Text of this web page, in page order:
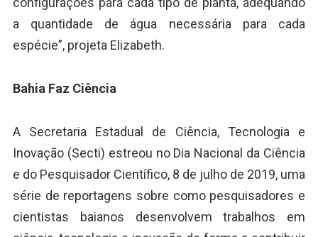
a quantidade de água necessária para cada
espécie”, projeta Elizabeth.
Bahia Faz Ciência
A Secretaria Estadual de Ciência, Tecnologia e
Inovação (Secti) estreou no Dia Nacional da Ciência
e do Pesquisador Científico, 8 de julho de 2019, uma
série de reportagens sobre como pesquisadores e
cientistas baianos desenvolvem trabalhos em